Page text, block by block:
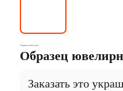
Подвески бегунки
Образец
Заказать это